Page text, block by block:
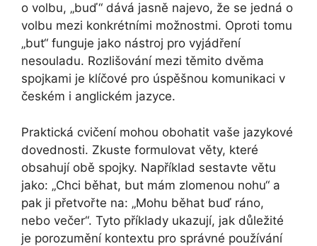
o volbu, „buď“ dává jasně najevo, že se jedná o
volbu mezi konkrétními možnostmi. Oproti tomu
„but“ funguje jako nástroj pro vyjádření
nesouladu. Rozlišování mezi těmito dvěma
spojkami je klíčové pro úspěšnou komunikaci v
českém i anglickém jazyce.
Praktická cvičení mohou obohatit vaše jazykové
dovednosti. Zkuste formulovat věty, které
obsahují obě spojky. Například sestavte větu
jako: „Chci běhat, but mám zlomenou nohu“ a
pak ji přetvořte na: „Mohu běhat buď ráno,
nebo večer“. Tyto příklady ukazují, jak důležité
je porozumění kontextu pro správné používání